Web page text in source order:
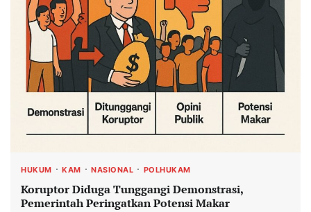
HUKUM KAM NASIONAL POLHUKAM
Koruptor Diduga Tunggangi Demonstrasi,
Pemerintah Peringatkan Potensi Makar